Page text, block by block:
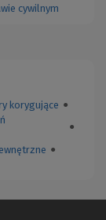
cywilnym
korygujące ●
●
●